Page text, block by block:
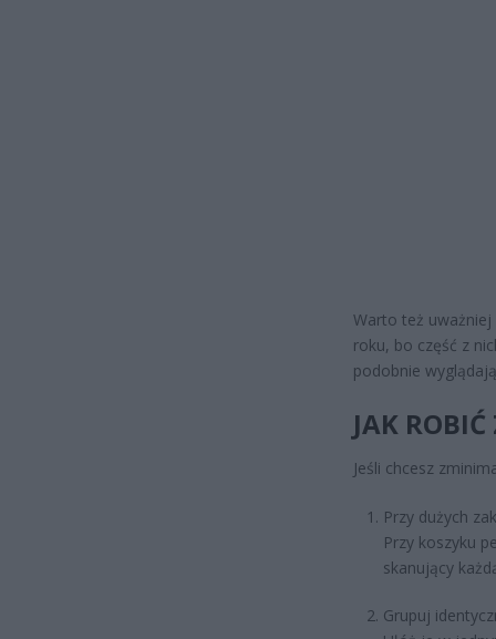
Warto też
roku, bo część z
podobnie
JAK
Jeśli chcesz
Przy dużych
Przy koszyku
skanujący
Grupuj